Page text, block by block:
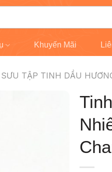
Khuyến Mãi
SƯU TẬP TINH DẦU